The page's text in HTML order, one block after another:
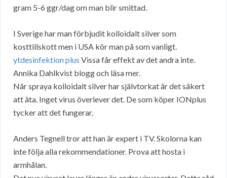
gram 5-6 ggr/dag om man blir smittad.
I Sverige har man förbjudit kolloidalt silver som
kosttillskott men i USA kör man på som vanligt.
ytdesinfektion plus Vissa får effekt av det andra inte.
Annika Dahlkvist blogg och läsa mer.
När spraya kolloidalt silver har självtorkat är det säkert
att äta. Inget virus överlever det. De som köper IONplus
tycker att det fungerar.
Anders Tegnell tror att han är expert i TV. Skolorna kan
inte följa alla rekommendationer. Prova att hosta i
armhålan.